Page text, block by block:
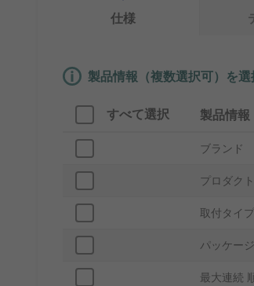
仕様
製品情報（複数選択可）を選
すべて選択 製品情報
ブランド
プロダク
取付タイプ
パッケー
最大連続